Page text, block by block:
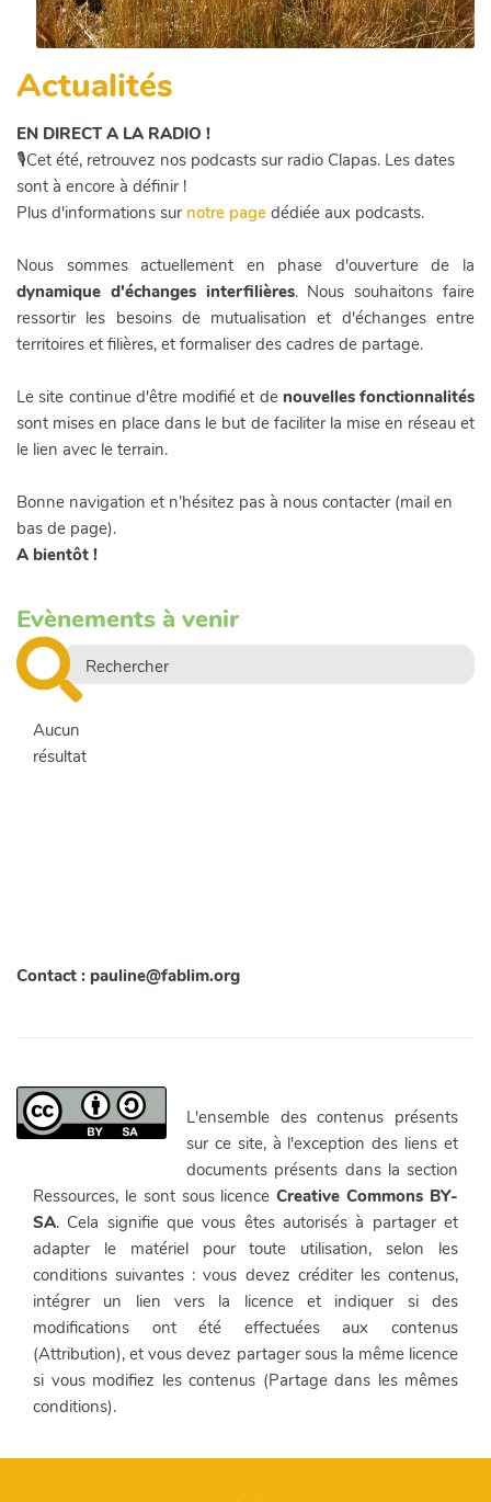
Actualités
EN DIRECT A LA RADIO !
🎙Cet été, retrouvez nos podcasts sur radio Clapas. Les dates
sont à encore à définir !
Plus d'informations sur notre page dédiée aux podcasts.
Nous sommes actuellement en phase d'ouverture de la
dynamique d'échanges interfilières. Nous souhaitons faire
ressortir les besoins de mutualisation et d'échanges entre
territoires et filières, et formaliser des cadres de partage.
Le site continue d'être modifié et de nouvelles fonctionnalités
sont mises en place dans le but de faciliter la mise en réseau et
le lien avec le terrain.
Bonne navigation et n’hésitez pas à nous contacter (mail en
bas de page).
A bientôt !
Evènements à venir
Aucun
résultat
Contact : pauline@fablim.org
L'ensemble des contenus présents
sur ce site, à l'exception des liens et
documents présents dans la section
Ressources, le sont sous licenceCreative Commons BY-
SA. Cela signifie que vous êtes autorisés à partager et
adapter le matériel pour toute utilisation, selon les
conditions suivantes : vous devez créditer les contenus,
intégrer un lien vers la licence et indiquer si des
modifications ont été effectuées aux contenus
(Attribution), et vous devez partager sous la même licence
si vous modifiez les contenus (Partage dans les mêmes
conditions).